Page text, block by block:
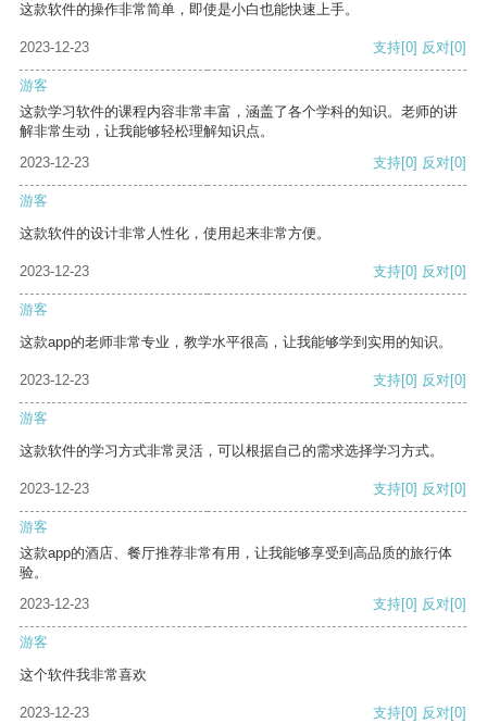
这款软件的操作非常简单，即使是小白也能快速上手。
2023-12-23 支持[0] 反对[0]
游客
这款学习软件的课程内容非常丰富，涵盖了各个学科的知识。老师的讲
解非常生动，让我能够轻松理解知识点。
2023-12-23
支持[0] 反对[0]
游客
这款软件的设计非常人性化，使用起来非常方便。
2023-12-23 支持[0] 反对[0]
游客
这款app的老师非常专业，教学水平很高，让我能够学到实用的知识。
2023-12-23 支持[0] 反对[0]
游客
这款软件的学习方式非常灵活，可以根据自己的需求选择学习方式。
2023-12-23 支持[0] 反对[0]
游客
这款app的酒店、餐厅推荐非常有用，让我能够享受到高品质的旅行体
验。
2023-12-23
支持[0] 反对[0]
游客
这个软件我非常喜欢
2023-12-23 支持[0] 反对[0]